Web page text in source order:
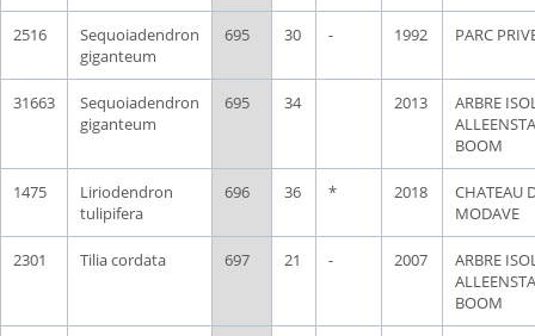
2516
Sequoiadendron
giganteum
695 30 - 1992 PARC
31663
Sequoiadendron
giganteum
695 34 2013
ARBRE
BOOM
1475
Liriodendron
tulipifera
696 36 * 2018
CHATEAU
MODAVE
2301 Tilia cordata 697 21 - 2007
ARBRE
BOOM